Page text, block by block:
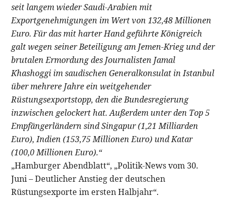
seit langem wieder Saudi-Arabien mit
Exportgenehmigungen im Wert von 132,48 Millionen
Euro. Für das mit harter Hand geführte Königreich
galt wegen seiner Beteiligung am Jemen-Krieg und der
brutalen Ermordung des Journalisten Jamal
Khashoggi im saudischen Generalkonsulat in Istanbul
über mehrere Jahre ein weitgehender
Rüstungsexportstopp, den die Bundesregierung
inzwischen gelockert hat. Außerdem unter den Top 5
Empfängerländern sind Singapur (1,21 Milliarden
Euro), Indien (153,75 Millionen Euro) und Katar
(100,0 Millionen Euro).“
„Hamburger Abendblatt“, „Politik-News vom 30.
Juni – Deutlicher Anstieg der deutschen
Rüstungsexporte im ersten Halbjahr“.